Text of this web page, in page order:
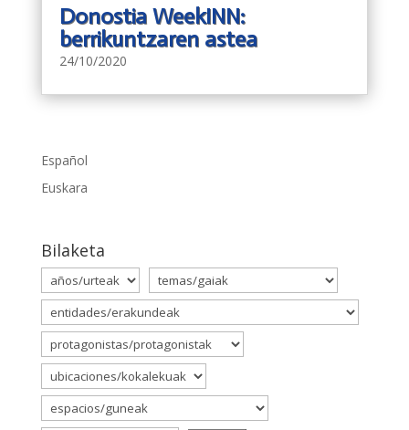
Donostia WeekINN:
berrikuntzaren astea
24/10/2020
Español
Euskara
Bilaketa